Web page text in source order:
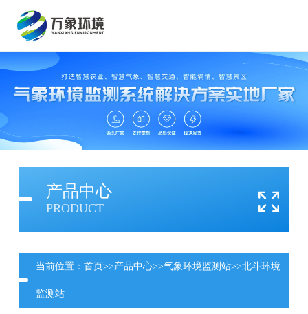
产品中心
PRODUCT
当前位置： 首页>>产品中心>>气象环境监测站>>北斗环境
监测站